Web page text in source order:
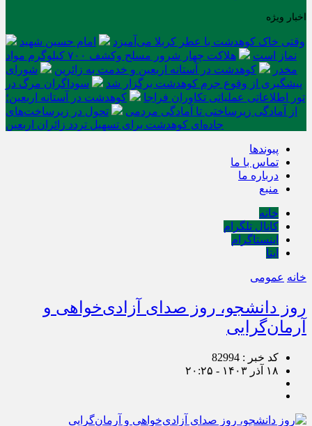
اخبار ویژه
وقتی خاک کوهدشت با عطر کربلا می‌آمیزد
امام حسین شهید
نماز است
هلاکت چهار شرور مسلح وکشف ۷۰۰ کیلوگرم مواد
مخدر
کوهدشت در آستانه اربعین و خدمت‌ به زائرین
شورای
پیشگیری از وقوع جرم کوهدشت برگزار شد
سوداگران مرگ در
تور اطلاعاتی عملیاتی تکاوران فراجا
کوهدشت در آستانه اربعین؛
از آمادگی زیرساختی تا آمادگی مردمی
تحول در زیرساخت‌های
جاده‌ای کوهدشت برای تسهیل تردد زائران اربعین
پیوندها
تماس با ما
درباره ما
منبع
خانه
کانال تلگرام
اینستاگرام
ایتا
خانه عمومی
روز دانشجو، روز صدای آزادی‌خواهی و
آرمان‌گرایی
کد خبر : 82994
۱۸ آذر ۱۴۰۳ - ۲۰:۲۵